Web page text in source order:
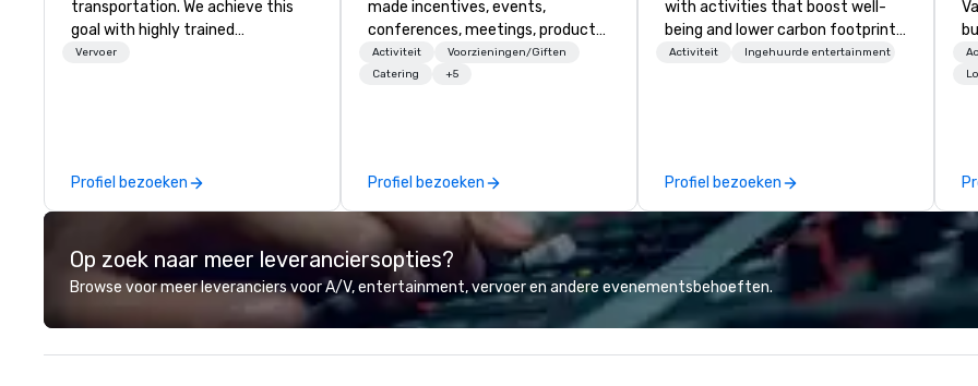
transportation. We achieve this
goal with highly trained
chauffeurs, the newest vehicles
perfectly maintained fleet of late
model luxury vehicles to the
professional team of chauffeurs
and support staff; you will know
Costa Limousine.
Vervoer
Profiel bezoeken
made incentives, events,
conferences, meetings, product
launches, and luxury travel
experiences for our Clients. Based
information or collaboration
opportunities.
Activiteit
Voorzieningen/Giften
Catering
+5
Profiel bezoeken
with activities that boost well-
being and lower carbon footprints.
Explore the world on the run with
Activiteit Ingehuurde entertainment
Profiel bezoeken
Op zoek naar meer leveranciersopties?
Browse voor meer leveranciers voor A/V, entertainment, vervoer en andere evenementsbehoeften.